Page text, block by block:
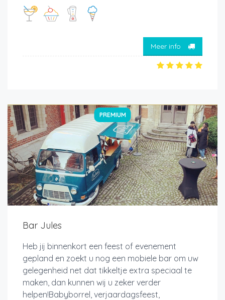
Meer info
PREMIUM
Bar Jules
Heb jij binnenkort een feest of evenement
gepland en zoekt u nog een mobiele bar om uw
gelegenheid net dat tikkeltje extra speciaal te
maken, dan kunnen wij u zeker verder
helpen!Babyborrel, verjaardagsfeest,